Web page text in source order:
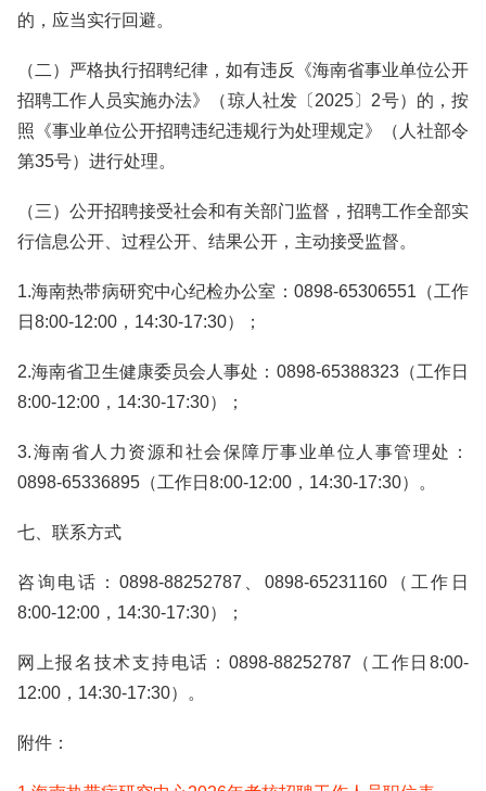
的，应当实行回避。
（二）严格执行招聘纪律，如有违反《海南省事业单位公开
招聘工作人员实施办法》（琼人社发〔2025〕2号）的，按
照《事业单位公开招聘违纪违规行为处理规定》（人社部令
第35号）进行处理。
（三）公开招聘接受社会和有关部门监督，招聘工作全部实
行信息公开、过程公开、结果公开，主动接受监督。
1.海南热带病研究中心纪检办公室：0898-65306551（工作
日8:00-12:00，14:30-17:30）；
2.海南省卫生健康委员会人事处：0898-65388323（工作日
8:00-12:00，14:30-17:30）；
3.海南省人力资源和社会保障厅事业单位人事管理处：
0898-65336895（工作日8:00-12:00，14:30-17:30）。
七、联系方式
咨询电话：0898-88252787、0898-65231160（工作日
8:00-12:00，14:30-17:30）；
网上报名技术支持电话：0898-88252787（工作日8:00-
12:00，14:30-17:30）。
附件：